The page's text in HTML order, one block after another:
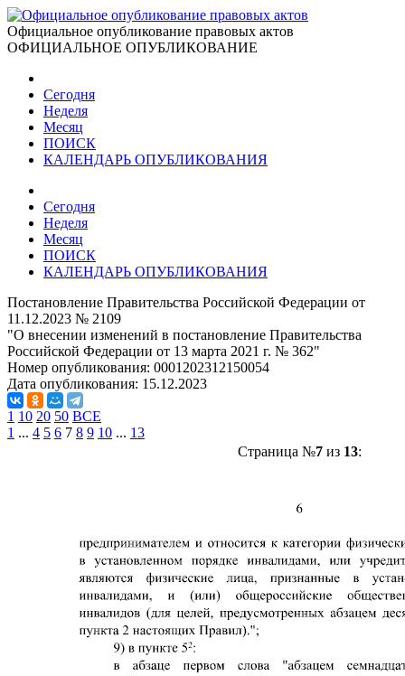
Официальное опубликование правовых актов
ОФИЦИАЛЬНОЕ ОПУБЛИКОВАНИЕ
Сегодня
Неделя
Месяц
ПОИСК
КАЛЕНДАРЬ ОПУБЛИКОВАНИЯ
Сегодня
Неделя
Месяц
ПОИСК
КАЛЕНДАРЬ ОПУБЛИКОВАНИЯ
Постановление Правительства Российской Федерации от
11.12.2023 № 2109
"О внесении изменений в постановление Правительства
Российской Федерации от 13 марта 2021 г. № 362"
Номер опубликования: 0001202312150054
Дата опубликования: 15.12.2023
1 10 20 50 ВСЕ
1 ... 4 5 6 7 8 9 10 ... 13
Страница №7из 13: